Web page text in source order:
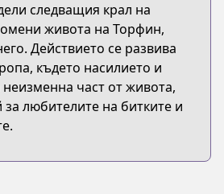
следващия крал на
живота на Торфин,
Действието се развива
където насилието и
неизменна част от живота,
за любителите на битките и